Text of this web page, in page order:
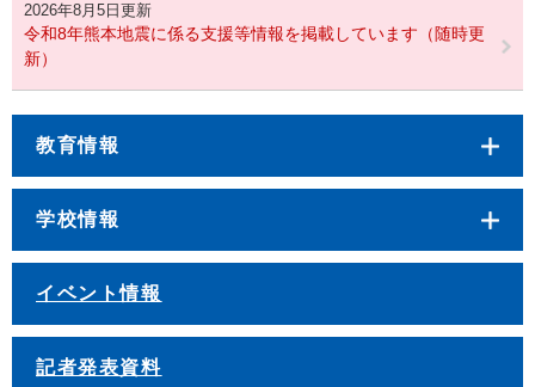
2026年8月5日更新
令和8年熊本地震に係る支援等情報を掲載しています（随時更
新）
教育情報
学校情報
イベント情報
記者発表資料